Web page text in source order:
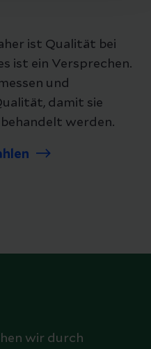
ist Qualität bei
ist ein Versprechen.
und
damit sie
werden.
wir durch